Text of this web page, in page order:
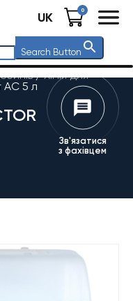
UK 0
Search Button
/Хімія для
AC 5 л
Зв'язатися
з фахівцем